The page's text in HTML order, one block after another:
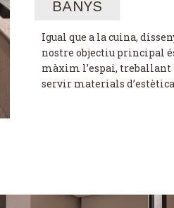
BANYS
Igual que a la cuina,
nostre objectiu principal
màxim l’espai,
servir materials